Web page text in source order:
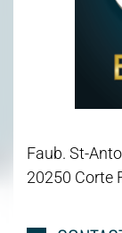
Faub. St-
20250 Corte